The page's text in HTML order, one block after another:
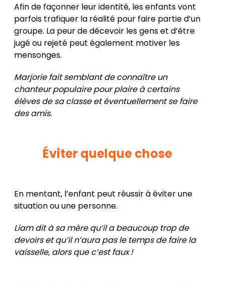
Afin de façonner leur identité, les enfants vont
parfois trafiquer la réalité pour faire partie d’un
groupe. La peur de décevoir les gens et d’être
jugé ou rejeté peut également motiver les
mensonges.
Marjorie fait semblant de connaître un
chanteur populaire pour plaire à certains
élèves de sa classe et éventuellement se faire
des amis.
Éviter quelque chose
En mentant, l’enfant peut réussir à éviter une
situation ou une personne.
Liam dit à sa mère qu’il a beaucoup trop de
devoirs et qu’il n’aura pas le temps de faire la
vaisselle, alors que c’est faux !